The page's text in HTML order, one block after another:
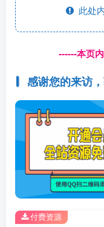
此处
------本页
感谢您的来访
付费资源